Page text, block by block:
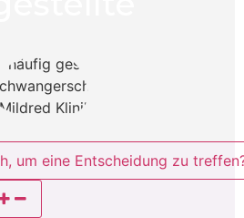
um eine Entscheidung zu